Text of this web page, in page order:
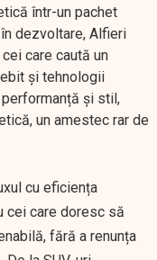
într-un pachet
dezvoltare, Alfieri
care caută un
și tehnologii
și stil,
un amestec rar de
cu eficiența
cei care doresc să
fără a renunța